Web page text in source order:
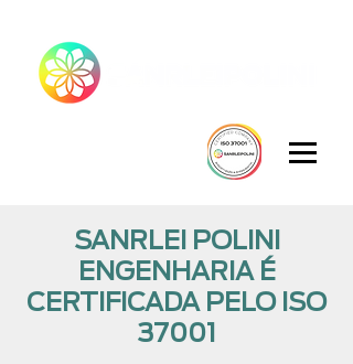
SANRLEI POLINI
ENGENHARIA É
CERTIFICADA PELO ISO
37001